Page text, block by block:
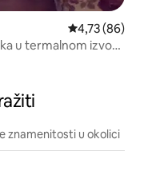
Prosječna
4,73 (86)
u termalnom izvoru
znamenitosti u okolici